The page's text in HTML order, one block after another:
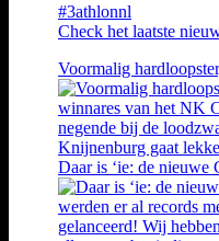
#3athlonnl
Check het laatste
Voormalig
Daar is ‘ie: de nieuwe